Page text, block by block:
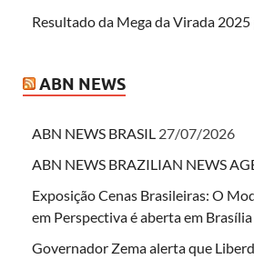
Resultado da Mega da Virada
ABN NEWS
ABN NEWS BRASIL 27/07/2026
ABN NEWS BRAZILIAN NEWS
Exposição Cenas Brasileiras: O
em Perspectiva é aberta em Brasília
Governador Zema alerta que